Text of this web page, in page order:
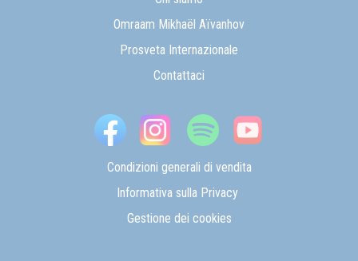
Omraam Mikhaël Aïvanhov
Prosveta Internazionale
Contattaci
Condizioni generali di vendita
Informativa sulla Privacy
Gestione dei cookies